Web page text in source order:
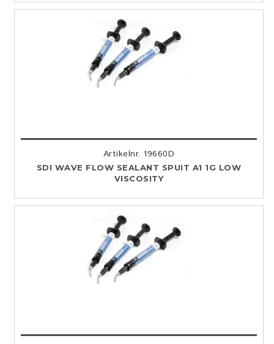
Artikelnr. 19660D
SDI WAVE FLOW SEALANT SPUIT A1 1G LOW
VISCOSITY